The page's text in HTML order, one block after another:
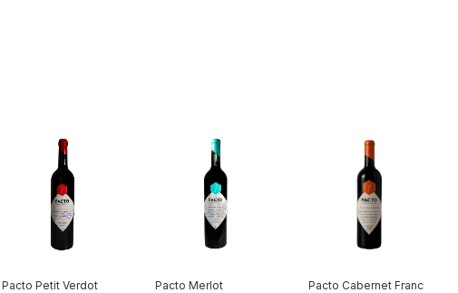
Pacto Petit Verdot
Pacto Merlot
Pacto Cabernet Franc